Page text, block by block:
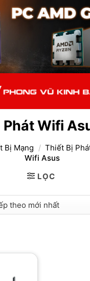
Phát Wifi
Bị Mạng / Thiết Bị
Wifi Asus
LỌC